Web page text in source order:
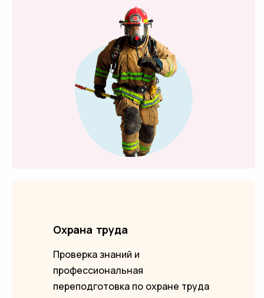
Охрана труда
Проверка знаний и
профессиональная
переподготовка по охране труда